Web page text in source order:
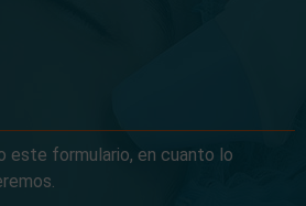
este formulario, en cuanto lo